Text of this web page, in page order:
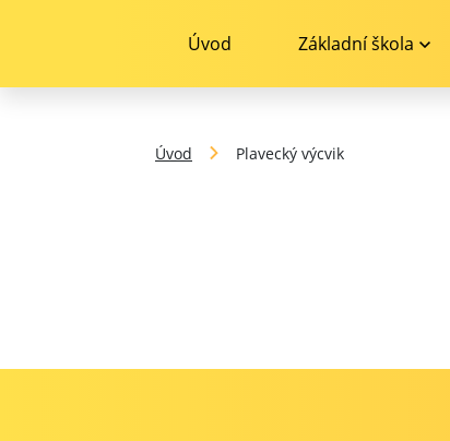
Úvod Základní škola
Úvod Plavecký výcvik